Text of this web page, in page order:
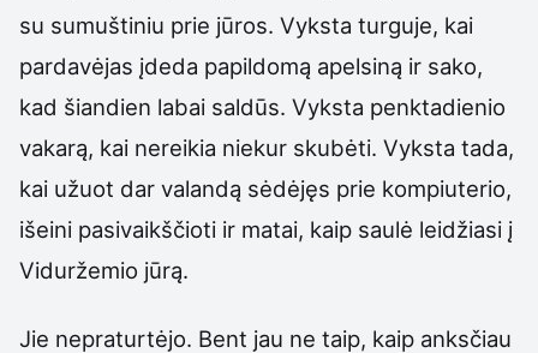
su sumuštiniu prie jūros. Vyksta turguje, kai
pardavėjas įdeda papildomą apelsiną ir sako,
kad šiandien labai saldūs. Vyksta penktadienio
vakarą, kai nereikia niekur skubėti. Vyksta tada,
kai užuot dar valandą sėdėjęs prie kompiuterio,
išeini pasivaikščioti ir matai, kaip saulė leidžiasi į
Viduržemio jūrą.
Jie nepraturtėjo. Bent jau ne taip, kaip anksčiau